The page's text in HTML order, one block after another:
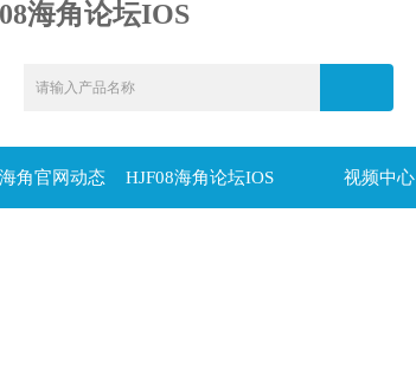
海角论坛IOS
角官网动态 HJF08海角论坛IOS 视频中心